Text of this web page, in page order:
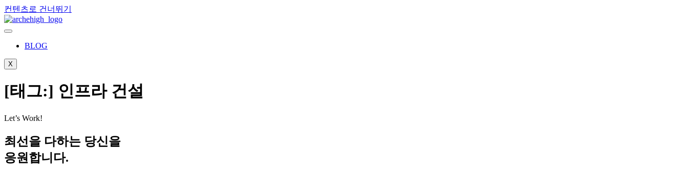
컨텐츠로 건너뛰기
BLOG
X
[태그:] 인프라 건설
Let’s Work!
최선을 다하는 당신을
응원합니다.